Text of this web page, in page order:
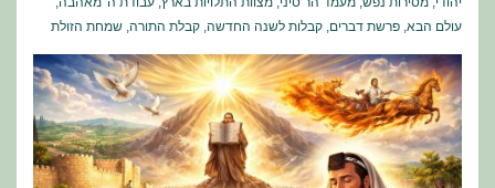
עולם הבא, פרשת דברים, קבלות לשנה החדשה, קבלת התורה, שמחת הזולת